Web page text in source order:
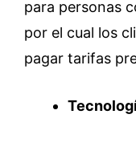
para personas
por el cual los
pagar tarifas